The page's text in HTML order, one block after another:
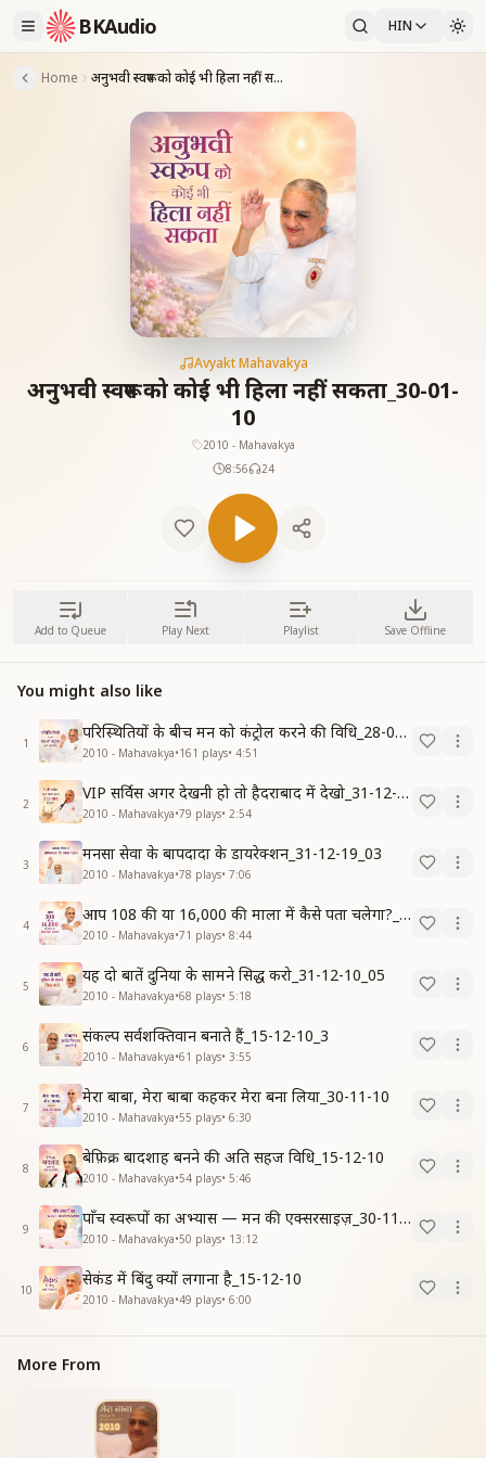
BKAudio HIN
Home अनुभवी स्वरूप को कोई भी हिला नहीं सकता_30-01-10
Avyakt Mahavakya
अनुभवी स्वरूप को कोई भी हिला नहीं सकता_30-01-
10
2010 - Mahavakya
8:56
24
Add to Queue Play Next Playlist Save Offline
You might also like
1
परिस्थितियों के बीच मन को कंट्रोल करने की विधि_28-02-10
2010 - Mahavakya•161 plays• 4:51
2
VIP सर्विस अगर देखनी हो तो हैदराबाद में देखो_31-12-10_06
2010 - Mahavakya•79 plays• 2:54
3
मनसा सेवा के बापदादा के डायरेक्शन_31-12-19_03
2010 - Mahavakya•78 plays• 7:06
4
आप 108 की या 16,000 की माला में कैसे पता चलेगा?_31-12-10_04
2010 - Mahavakya•71 plays• 8:44
5
यह दो बातें दुनिया के सामने सिद्ध करो_31-12-10_05
2010 - Mahavakya•68 plays• 5:18
6
संकल्प सर्वशक्तिवान बनाते हैं_15-12-10_3
2010 - Mahavakya•61 plays• 3:55
7
मेरा बाबा, मेरा बाबा कहकर मेरा बना लिया_30-11-10
2010 - Mahavakya•55 plays• 6:30
8
बेफ़िक्र बादशाह बनने की अति सहज विधि_15-12-10
2010 - Mahavakya•54 plays• 5:46
9
पाँच स्वरूपों का अभ्यास — मन की एक्सरसाइज़_30-11-10_1
2010 - Mahavakya•50 plays• 13:12
10
सेकंड में बिंदु क्यों लगाना है_15-12-10
2010 - Mahavakya•49 plays• 6:00
More From